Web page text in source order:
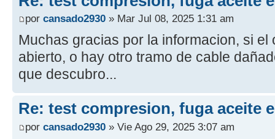
por cansado2930 » Mar Jul 08, 2025 1:31 am
Muchas gracias por la informacion, si
abierto, o hay otro tramo de cable
que descubro...
Re: test compresion, fuga aceite
por cansado2930 » Vie Ago 29, 2025 3:07 am